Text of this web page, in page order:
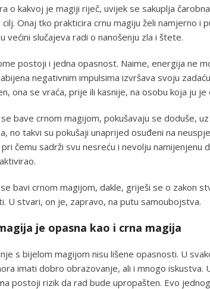
o kakvoj je magiji riječ, uvijek se sakuplja
Onaj tko prakticira crnu magiju želi namjerno i
većini slučajeva radi o nanošenju zla i štete.
postoji i jedna opasnost. Naime, energija ne
negativnim impulsima izvršava svoju
ona se vraća, prije ili kasnije, na osobu koja ju je
bave crnom magijom, pokušavaju se doduše,
no takvi su pokušaji unaprijed osuđeni na
čemu sadrži svu nesreću i nevolju namijenjenu
bavi crnom magijom, dakle, griješi se o zakon
U stvari, on je, zapravo, na putu samoubojstva.
je opasna kao i crna magija
s bijelom magijom nisu lišene opasnosti. U
imati dobro obrazovanje, ali i mnogo iskustva.
postoji rizik da rad bude upropašten. Evo